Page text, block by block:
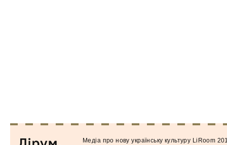
Медiа про нову українську культуру LiRoom